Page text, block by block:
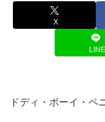
X
LINE
ドディ・ボーイ・ペ